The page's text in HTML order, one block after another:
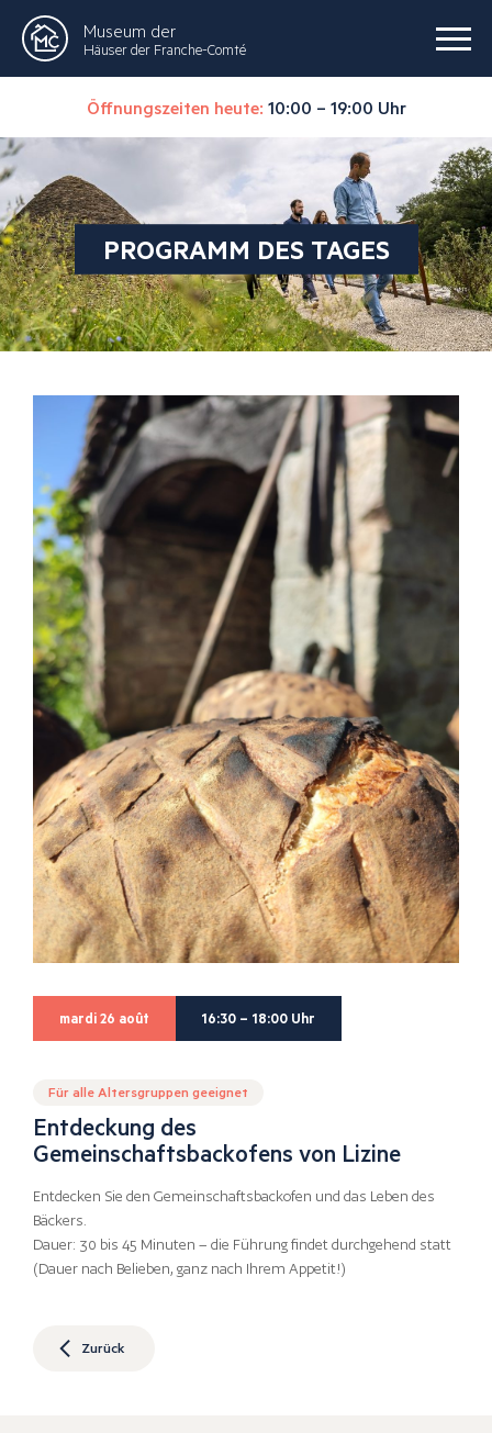
Museum der
Häuser der Franche-Comté
Öffnungszeiten heute: 10:00 – 19:00 Uhr
PROGRAMM DES TAGES
mardi 26 août 16:30 – 18:00 Uhr
Für alle Altersgruppen geeignet
Entdeckung des
Gemeinschaftsbackofens von Lizine
Entdecken Sie den Gemeinschaftsbackofen und das Leben des
Bäckers.
Dauer: 30 bis 45 Minuten – die Führung findet durchgehend statt
(Dauer nach Belieben, ganz nach Ihrem Appetit!)
Zurück